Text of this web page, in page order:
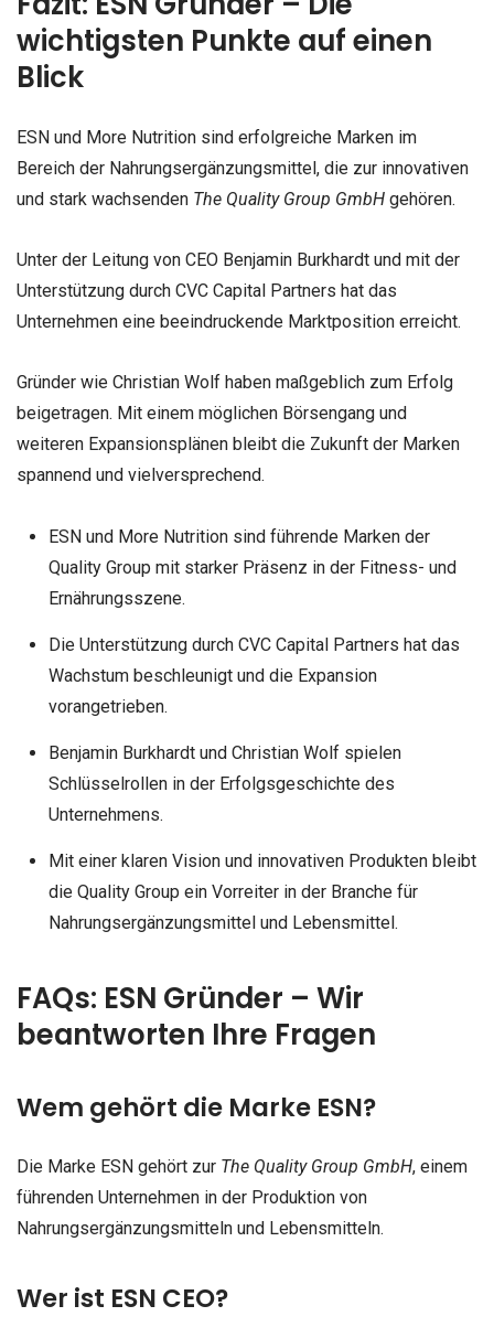
wichtigsten Punkte auf einen
Blick
ESN und More Nutrition sind erfolgreiche Marken im
Bereich der Nahrungsergänzungsmittel, die zur innovativen
und stark wachsenden The Quality Group GmbH gehören.
Unter der Leitung von CEO Benjamin Burkhardt und mit der
Unterstützung durch CVC Capital Partners hat das
Unternehmen eine beeindruckende Marktposition erreicht.
Gründer wie Christian Wolf haben maßgeblich zum Erfolg
beigetragen. Mit einem möglichen Börsengang und
weiteren Expansionsplänen bleibt die Zukunft der Marken
spannend und vielversprechend.
ESN und More Nutrition sind führende Marken der
Quality Group mit starker Präsenz in der Fitness- und
Ernährungsszene.
Die Unterstützung durch CVC Capital Partners hat das
Wachstum beschleunigt und die Expansion
vorangetrieben.
Benjamin Burkhardt und Christian Wolf spielen
Schlüsselrollen in der Erfolgsgeschichte des
Unternehmens.
Mit einer klaren Vision und innovativen Produkten bleibt
die Quality Group ein Vorreiter in der Branche für
Nahrungsergänzungsmittel und Lebensmittel.
FAQs: ESN Gründer – Wir
beantworten Ihre Fragen
Wem gehört die Marke ESN?
Die Marke ESN gehört zur The Quality Group GmbH, einem
führenden Unternehmen in der Produktion von
Nahrungsergänzungsmitteln und Lebensmitteln.
Wer ist ESN CEO?